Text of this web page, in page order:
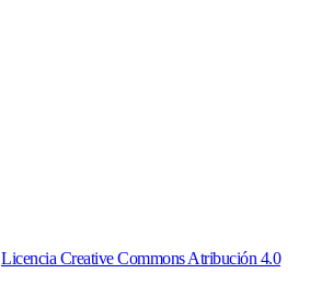
Licencia Creative Commons Atribución 4.0